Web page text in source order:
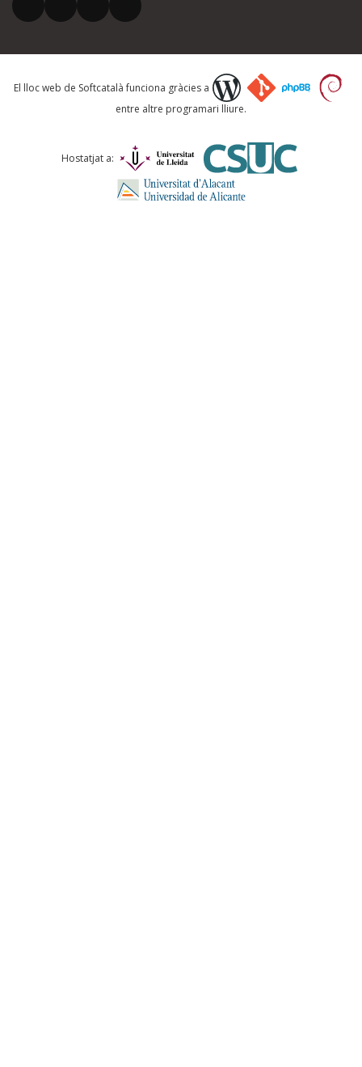
El vostre correu electrònic *
Què proposeu?
Comentari *
El lloc web de Softcatalà funciona gràcies a
entre altre programari lliure.
Hostatjat a: